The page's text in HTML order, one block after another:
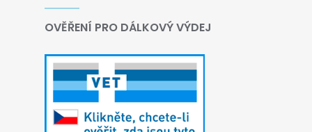
OVĚŘENÍ PRO DÁLKOVÝ VÝDEJ